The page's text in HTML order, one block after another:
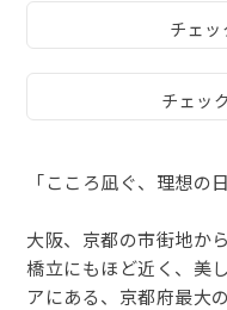
チェッ
チェッ
「こころ凪ぐ、理想の
大阪、京都の市街地か
橋立にもほど近く、美
アにある、京都府最大